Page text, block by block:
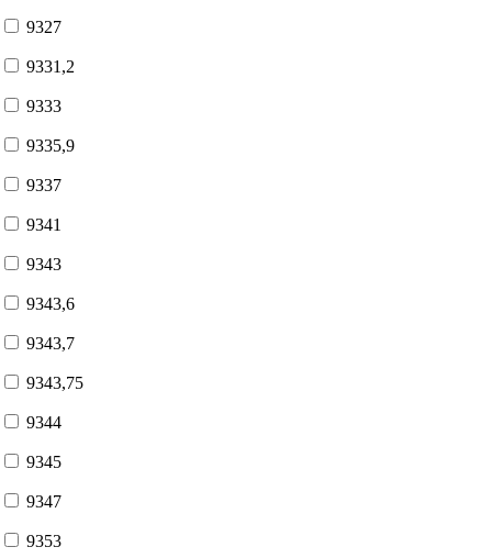
9327
9331,2
9333
9335,9
9337
9341
9343
9343,6
9343,7
9343,75
9344
9345
9347
9353